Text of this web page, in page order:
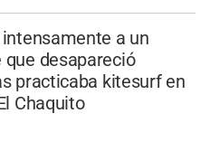
intensamente a un
que desapareció
practicaba kitesurf en
Chaquito